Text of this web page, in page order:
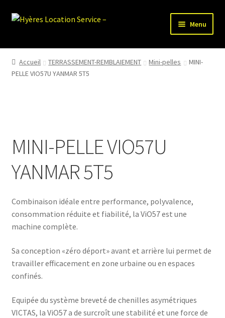
Aller
Aller
Menu
HLS-ACCUEIL
LOCATION MATERIEL
Accueil TERRASSEMENT-REMBLAIEMENT Mini-pelles
MINI-
PELLE VIO57U YANMAR 5T5
MINI-PELLE VIO57U
YANMAR 5T5
Combinaison idéale entre performance, polyvalence,
consommation réduite et fiabilité, la ViO57 est une
machine complète.
Sa conception «zéro déport» avant et arrière lui permet de
travailler efficacement en zone urbaine ou en espaces
confinés.
Equipée du système breveté de chenilles asymétriques
VICTAS, la ViO57 a de surcroît une stabilité et une force de